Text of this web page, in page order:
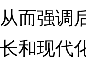
而强调
和现代